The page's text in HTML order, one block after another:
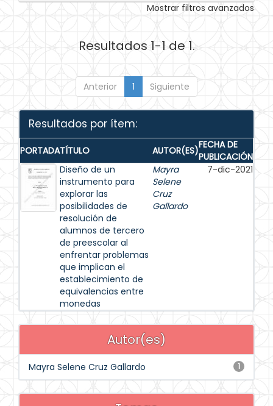
Mostrar filtros avanzados
Resultados 1-1 de 1.
Anterior 1 Siguiente
Resultados por ítem:
PORTADATÍTULO AUTOR(ES)FECHA DE
PUBLICACIÓN
Diseño de un
instrumento para
explorar las
posibilidades de
resolución de
alumnos de tercero
de preescolar al
enfrentar problemas
que implican el
establecimiento de
equivalencias entre
monedas
Mayra
Selene
Cruz
Gallardo
7-dic-2021
Autor(es)
1
Mayra Selene Cruz Gallardo